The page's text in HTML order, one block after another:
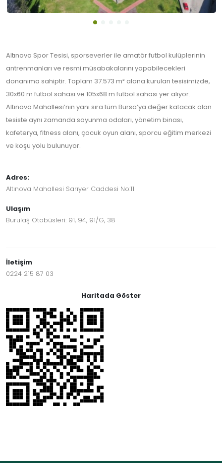
Altınova Spor Tesisi, sporseverler ile amatör futbol kulüplerinin
antrenmanları ve resmi müsabakalarını yapabilecekleri
donanıma sahiptir. Toplam 37.573 m² alana kurulan tesisimizde,
30x60 m futbol sahası ve 105x68 m futbol sahası yer alıyor.
Altınova Mahallesi’nin yanı sıra tüm Bursa’ya değer katacak olan
tesiste aynı zamanda soyunma odaları, yönetim binası,
kafeterya, fitness alanı, çocuk oyun alanı, sporcu eğitim merkezi
ve koşu yolu bulunuyor.
Adres:
Altınova Mahallesi Sarıyer Caddesi No:11
Ulaşım
Burulaş Otobüsleri: 91, 94, 91/G, 38
İletişim
0224 215 87 03
Haritada Göster